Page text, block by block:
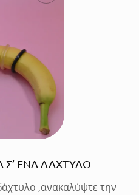
Σ’ ΕΝΑ ΔΑΧΤΥΛΟ
,ανακαλύψτε την